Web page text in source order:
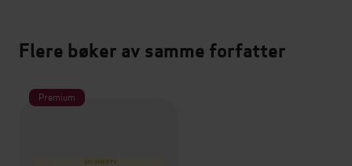
Flere bøker av samme forfatter
Premium